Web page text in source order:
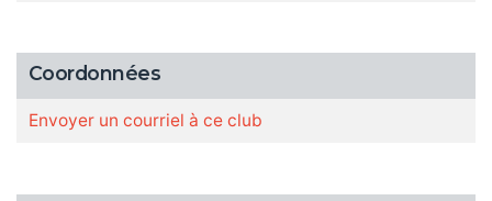
Coordonnées
Envoyer un courriel à ce club